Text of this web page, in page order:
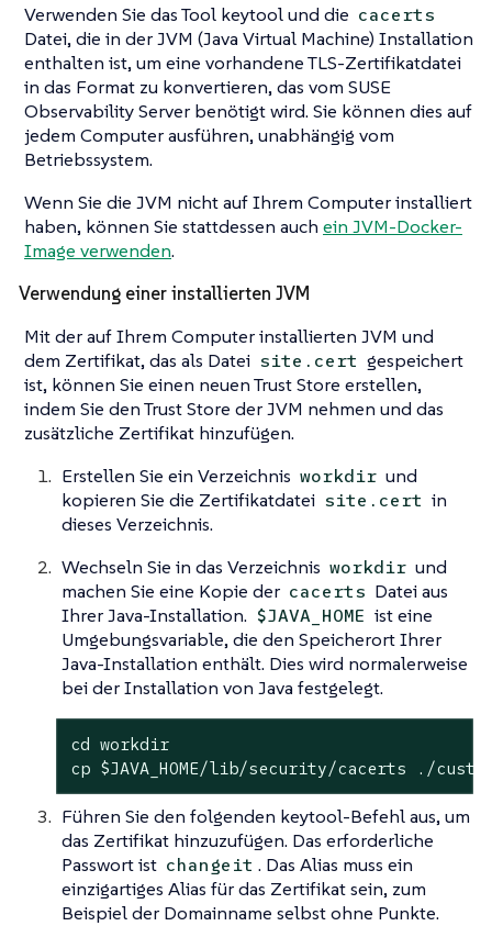
Verwenden Sie das Tool keytool und die cacerts
Datei, die in der JVM (Java Virtual Machine) Installation
enthalten ist, um eine vorhandene TLS-Zertifikatdatei
in das Format zu konvertieren, das vom SUSE
Observability Server benötigt wird. Sie können dies auf
jedem Computer ausführen, unabhängig vom
Betriebssystem.
Wenn Sie die JVM nicht auf Ihrem Computer installiert
haben, können Sie stattdessen auch ein JVM-Docker-
Image verwenden.
Verwendung einer installierten JVM
Mit der auf Ihrem Computer installierten JVM und
dem Zertifikat, das als Datei site.cert gespeichert
ist, können Sie einen neuen Trust Store erstellen,
indem Sie den Trust Store der JVM nehmen und das
zusätzliche Zertifikat hinzufügen.
Erstellen Sie ein Verzeichnis workdir und
kopieren Sie die Zertifikatdatei site.cert in
dieses Verzeichnis.
Wechseln Sie in das Verzeichnis workdir und
machen Sie eine Kopie der cacerts Datei aus
Ihrer Java-Installation. $JAVA_HOME ist eine
Umgebungsvariable, die den Speicherort Ihrer
Java-Installation enthält. Dies wird normalerweise
bei der Installation von Java festgelegt.
cd workdir
cp $JAVA_HOME/lib/security/cacerts ./
Führen Sie den folgenden keytool-Befehl aus, um
das Zertifikat hinzuzufügen. Das erforderliche
Passwort ist changeit . Das Alias muss ein
einzigartiges Alias für das Zertifikat sein, zum
Beispiel der Domainname selbst ohne Punkte.